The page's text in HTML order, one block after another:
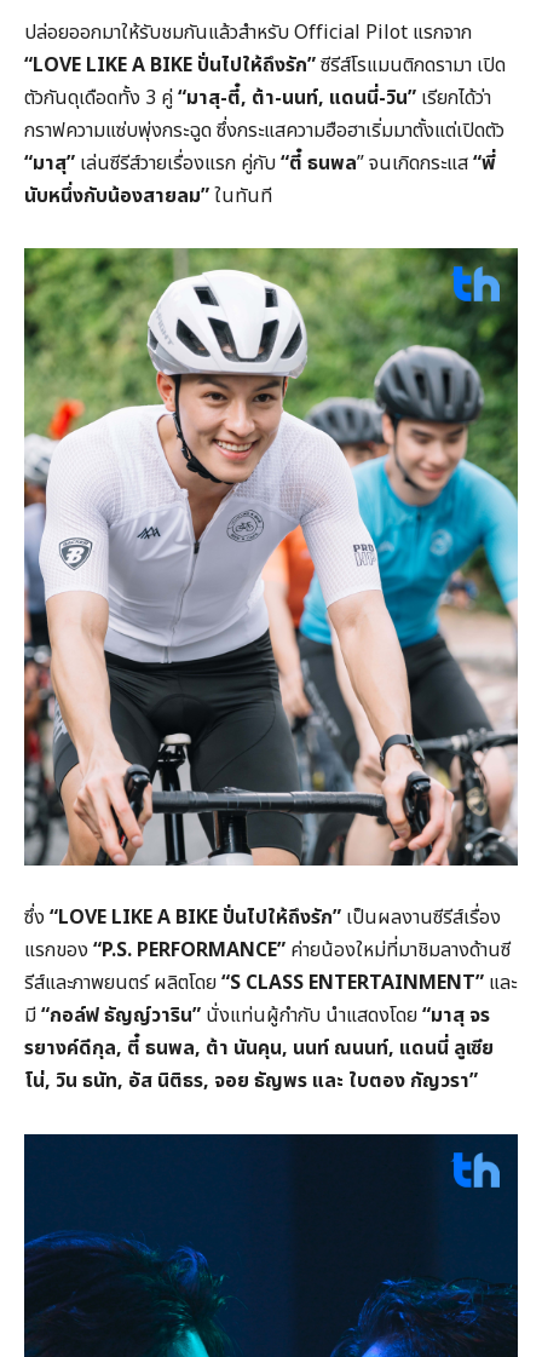
ปล่อยออกมาให้รับชมกันแล้วสำหรับ Official Pilot แรกจาก
“LOVE LIKE A BIKE ปั่นไปให้ถึงรัก”ซีรีส์โรแมนติกดรามา เปิด
ตัวกันดุเดือดทั้ง 3 คู่“มาสุ-ตี๋, ต้า-นนท์, แดนนี่-วิน” เรียกได้ว่า
กราฟความแซ่บพุ่งกระฉูด ซึ่งกระแสความฮือฮาเริ่มมาตั้งแต่เปิดตัว
“มาสุ” เล่นซีรีส์วายเรื่องแรก คู่กับ“ตี๋ ธนพล” จนเกิดกระแส“พี่
นับหนึ่งกับน้องสายลม”ในทันที
ซึ่ง “LOVE LIKE A BIKE ปั่นไปให้ถึงรัก” เป็นผลงานซีรีส์เรื่อง
แรกของ “P.S. PERFORMANCE” ค่ายน้องใหม่ที่มาชิมลางด้านซี
รีส์และภาพยนตร์ ผลิตโดย“S CLASS ENTERTAINMENT” และ
มี“กอล์ฟ ธัญญ์วาริน” นั่งแท่นผู้กำกับ นำแสดงโดย“มาสุ จร
รยางค์ดีกุล, ตี๋ ธนพล, ต้า นันคุน, นนท์ ณนนท์, แดนนี่ ลูเซีย
โน่, วิน ธนัท, อัส นิติธร, จอย ธัญพร และ ใบตอง กัญวรา”